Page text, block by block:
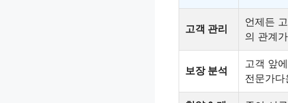
고객 관리
언제든
의 관계
보장 분석
고객 앞
전문가